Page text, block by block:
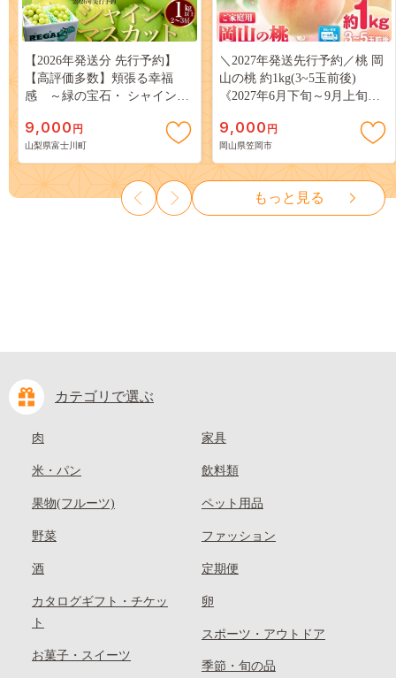
【2026年発送分 先行予約】
【高評価多数】頬張る幸福
感 ～緑の宝石・ シャインマ
３房） フルーツ 山梨県産 果
物 くだもの シャイン マスカ
ット ぶどう ブドウ 葡萄 大粒
種なし 先行予約 富士川町
10000円 一万円 9000円 九千円
9,000 円
山梨県富士川町
＼2027年発送先行予約／桃 岡
山の桃 約1kg(3~5玉前後)
《2027年6月下旬～9月上旬頃
岡山 はくとう スイーツ フル
ーツ 果物 デザート 旬 モモ も
も 先行予約 送料無料 果物 岡
山県 笠岡市 清水白桃 白鳳 白
麗 クール便---
kasaoka_zsy_419_100---
9,000 円
岡山県笠岡市
もっと見る
カテゴリで選ぶ
肉
米・パン
果物(フルーツ)
野菜
酒
カタログギフト・チケッ
ト
お菓子・スイーツ
家具
飲料類
ペット用品
ファッション
定期便
卵
スポーツ・アウトドア
季節・旬の品